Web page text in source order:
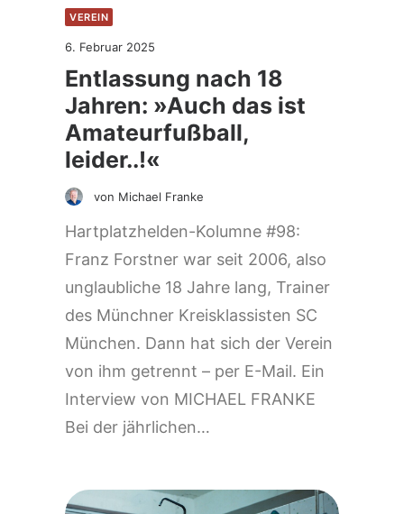
VEREIN
6. Februar 2025
Entlassung nach 18
Jahren: »Auch das ist
Amateurfußball,
leider..!«
von Michael Franke
Hartplatzhelden-Kolumne #98:
Franz Forstner war seit 2006, also
unglaubliche 18 Jahre lang, Trainer
des Münchner Kreisklassisten SC
München. Dann hat sich der Verein
von ihm getrennt – per E-Mail. Ein
Interview von MICHAEL FRANKE
Bei der jährlichen…